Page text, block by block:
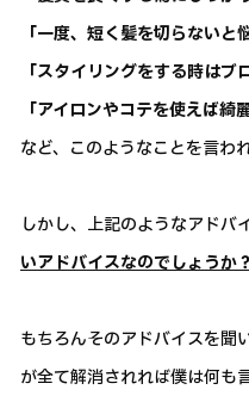
「一度、短く髪を切らないと
「スタイリングをする時はブ
「アイロンやコテを使えば綺
など、このようなことを言わ
しかし、上記のようなアドバ
いアドバイスなのでしょうか？
もちろんそのアドバイスを聞
が全て解消されれば僕は何も